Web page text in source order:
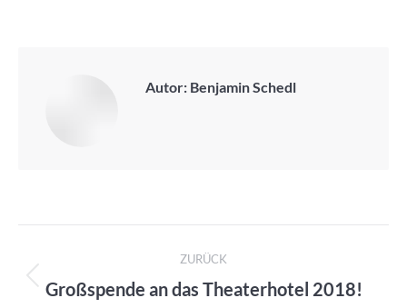
Autor: Benjamin Schedl
Kommentarnavigation
ZURÜCK
Vorheriger
Großspende an das Theaterhotel 2018!